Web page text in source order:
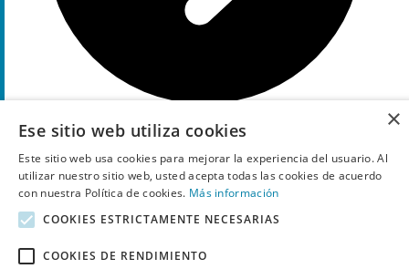
Ir a la oferta
Más información
Códigos promocionales de Biciescapa recientemente expirados,
a veces todavía funcionan
10%
×
Ese sitio web utiliza cookies
Este sitio web usa cookies para mejorar la experiencia del usuario. Al
utilizar nuestro sitio web, usted acepta todas las cookies de acuerdo
con nuestra Política de cookies. Más información
COOKIES ESTRICTAMENTE NECESARIAS
COOKIES DE RENDIMIENTO